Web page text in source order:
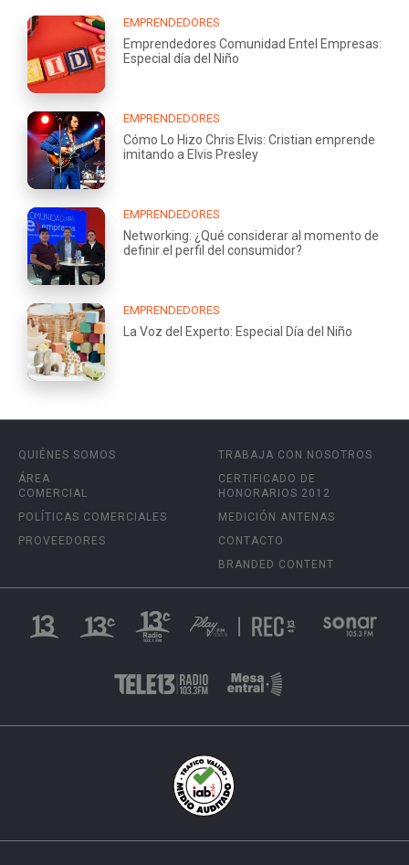
EMPRENDEDORES
Emprendedores Comunidad Entel Empresas:
Especial día del Niño
EMPRENDEDORES
Cómo Lo Hizo Chris Elvis: Cristian emprende
imitando a Elvis Presley
EMPRENDEDORES
Networking: ¿Qué considerar al momento de
definir el perfil del consumidor?
EMPRENDEDORES
La Voz del Experto: Especial Día del Niño
QUIÉNES SOMOS
ÁREA
COMERCIAL
POLÍTICAS COMERCIALES
PROVEEDORES
TRABAJA CON NOSOTROS
CERTIFICADO DE
HONORARIOS 2012
MEDICIÓN ANTENAS
CONTACTO
BRANDED CONTENT